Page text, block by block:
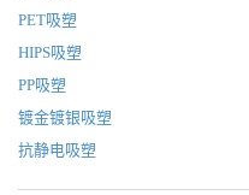
PET吸塑
HIPS吸塑
PP吸塑
镀金镀银吸塑
抗静电吸塑